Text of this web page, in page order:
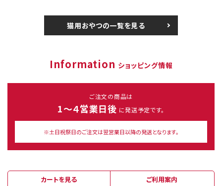
猫用おやつの一覧を見る
Information ショッピング情報
ご注文の商品は
1～４営業日後 に発送予定です。
※土日祝祭日のご注文は翌営業日以降の発送となります。
カートを見る ご利用案内